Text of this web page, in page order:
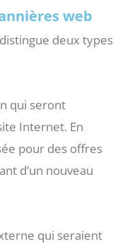
web
deux types
qui seront
Internet. En
pour des offres
d’un nouveau
qui seraient